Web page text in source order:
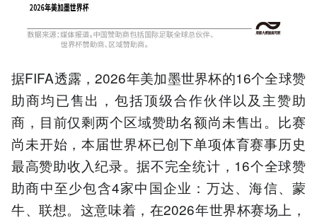
据FIFA透露，2026年美加墨世界杯的16个全球赞
助商均已售出，包括顶级合作伙伴以及主赞助
商，目前仅剩两个区域赞助名额尚未售出。比赛
尚未开始，本届世界杯已创下单项体育赛事历史
最高赞助收入纪录。据不完全统计，16个全球赞
助商中至少包含4家中国企业：万达、海信、蒙
牛、联想。这意味着，在2026年世界杯赛场上，